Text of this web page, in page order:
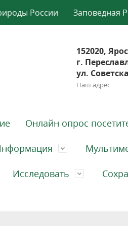
России Заповедная
152020,
г.
ул.
Наш адрес
Онлайн опрос
Исследовать